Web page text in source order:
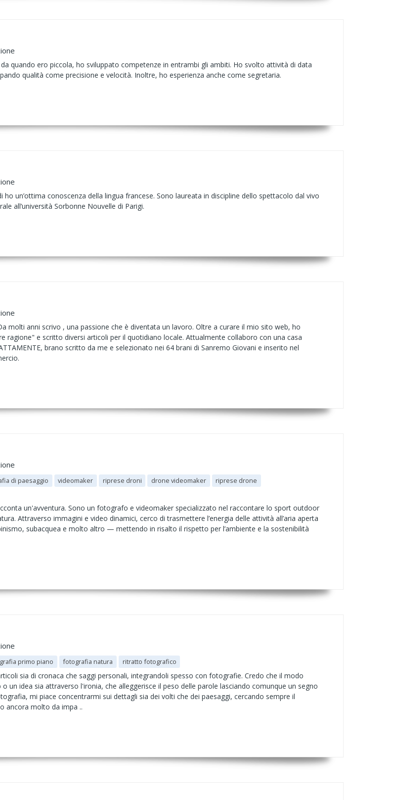
quando ero piccola, ho sviluppato competenze in entrambi gli ambiti. Ho svolto attività di data
qualità come precisione e velocità. Inoltre, ho esperienza anche come segretaria.
ho un’ottima conoscenza della lingua francese. Sono laureata in discipline dello spettacolo dal vivo
all’università Sorbonne Nouvelle di Parigi.
molti anni scrivo , una passione che è diventata un lavoro. Oltre a curare il mio sito web, ho
ragione" e scritto diversi articoli per il quotidiano locale. Attualmente collaboro con una casa
brano scritto da me e selezionato nei 64 brani di Sanremo Giovani e inserito nel
di paesaggio videomaker riprese droni drone videomaker
riprese drone
un'avventura. Sono un fotografo e videomaker specializzato nel raccontare lo sport outdoor
Attraverso immagini e video dinamici, cerco di trasmettere l’energia delle attività all’aria aperta
subacquea e molto altro — mettendo in risalto il rispetto per l’ambiente e la sostenibilità
primo piano fotografia natura ritratto fotografico
sia di cronaca che saggi personali, integrandoli spesso con fotografie. Credo che il modo
un idea sia attraverso l'ironia, che alleggerisce il peso delle parole lasciando comunque un segno
mi piace concentrarmi sui dettagli sia dei volti che dei paesaggi, cercando sempre il
ancora molto da impa ..